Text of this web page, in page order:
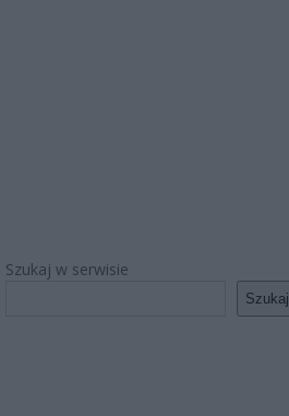
Szukaj w serwisie
Szukaj